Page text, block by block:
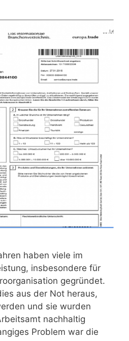
haben viele im
insbesondere für
gegründet.
aus der Not heraus,
und sie wurden
nachhaltig
Problem war die